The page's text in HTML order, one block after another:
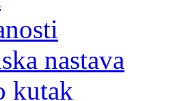
nastava
kutak